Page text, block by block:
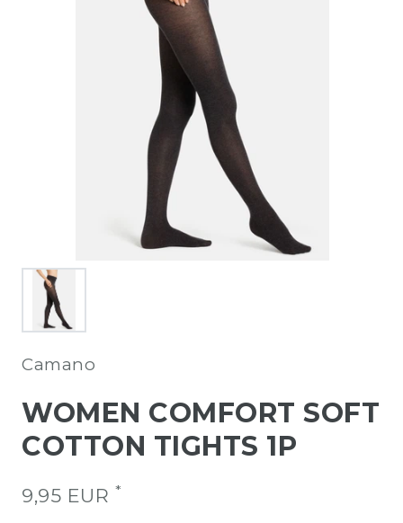
Camano
WOMEN COMFORT SOFT
COTTON TIGHTS 1P
9,95 EUR *